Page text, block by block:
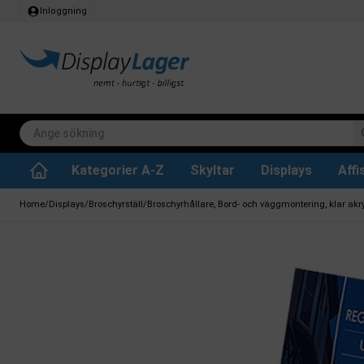
Inloggning
Kategorier A-Z Skyltar Displays
Home/Displays/Broschyrställ/Broschyrhållare, Bord- och väggmontering, klar